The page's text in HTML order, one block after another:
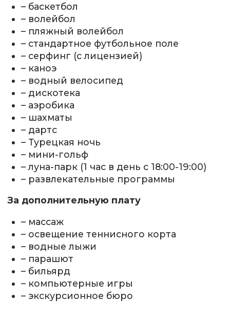
– баскетбол
– волейбол
– пляжный волейбол
– стандартное футбольное поле
– серфинг (с лицензией)
– каноэ
– водный велосипед
– дискотека
– аэробика
– шахматы
– дартс
– Турецкая ночь
– мини-гольф
– луна-парк (1 час в день с 18:00-19:00)
– развлекательные программы
За дополнительную плату
– массаж
– освещение теннисного корта
– водные лыжи
– парашют
– бильярд
– компьютерные игры
– экскурсионное бюро